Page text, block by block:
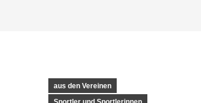
aus den Vereinen